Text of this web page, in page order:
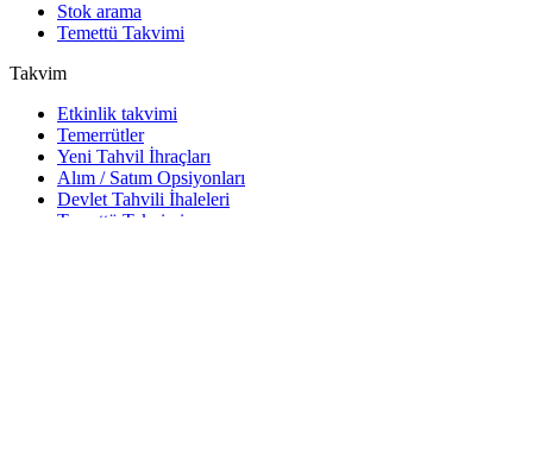
Stok arama
Temettü Takvimi
Takvim
Etkinlik takvimi
Temerrütler
Yeni Tahvil İhraçları
Alım / Satım Opsiyonları
Devlet Tahvili İhaleleri
Temettü Takvimi